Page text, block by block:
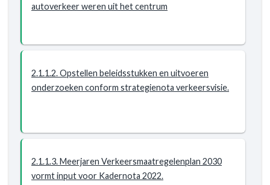
veilig,
bereikbaar
Resultaat
Meerjaren
autoverkeer weren uit het centrum
2.1.1.2. Opstellen beleidsstukken en uitvoeren
onderzoeken conform strategienota verkeersvisie.
2.1.1.3. Meerjaren Verkeersmaatregelenplan 2030
vormt input voor Kadernota 2022.